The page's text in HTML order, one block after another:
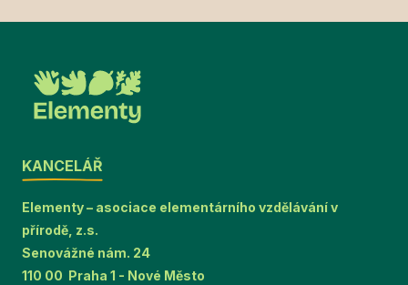
KANCELÁŘ
Elementy – asociace elementárního vzdělávání v
přírodě, z.s.
Senovážné nám. 24
110 00 Praha 1 - Nové Město